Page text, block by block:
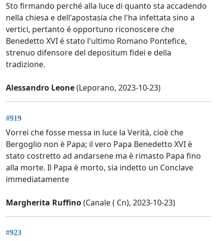
Sto firmando perché alla luce di quanto sta accadendo
nella chiesa e dell'apostasia che l'ha infettata sino a
vertici, pertanto é opportuno riconoscere che
Benedetto XVI é stato l'ultimo Romano Pontefice,
strenuo difensore del depositum fidei e della
tradizione.
Alessandro Leone(Leporano, 2023-10-23)
#919
Vorrei che fosse messa in luce la Verità, cioè che
Bergoglio non è Papa; il vero Papa Benedetto XVI è
stato costretto ad andarsene ma è rimasto Papa fino
alla morte. Il Papa è morto, sia indetto un Conclave
immediatamente
Margherita Ruffino(Canale ( Cn), 2023-10-23)
#923